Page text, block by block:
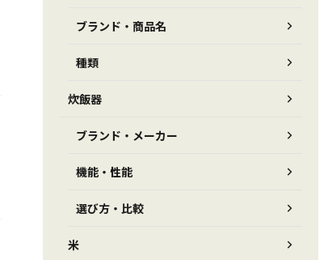
ブランド・商品名
種類
炊飯器
ブランド・メーカー
機能・性能
選び方・比較
米